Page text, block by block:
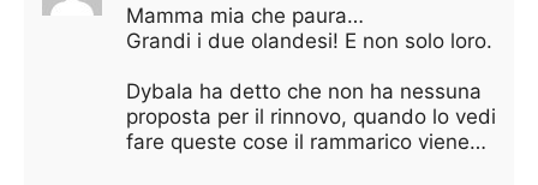
Mamma mia che paura…
Grandi i due olandesi! E non solo loro.
Dybala ha detto che non ha nessuna
proposta per il rinnovo, quando lo vedi
fare queste cose il rammarico viene…